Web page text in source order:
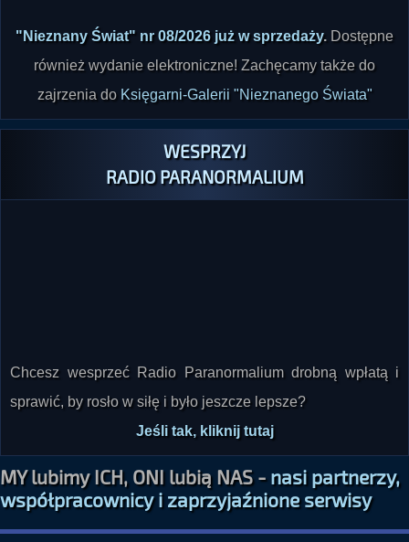
"Nieznany Świat" nr 08/2026 już w sprzedaży. Dostępne
również wydanie elektroniczne! Zachęcamy także do
zajrzenia do Księgarni-Galerii "Nieznanego Świata"
WESPRZYJ
RADIO PARANORMALIUM
Chcesz wesprzeć Radio Paranormalium drobną wpłatą i
sprawić, by rosło w siłę i było jeszcze lepsze?
Jeśli tak, kliknij tutaj
MY lubimy ICH, ONI lubią NAS -nasi partnerzy,
współpracownicy i zaprzyjaźnione serwisy